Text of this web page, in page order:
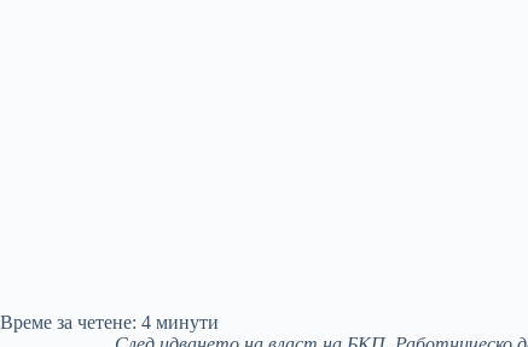
Време за четене: 4 минути